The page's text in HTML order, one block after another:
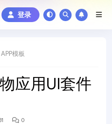
登录
APP模板
应用UI套件
0